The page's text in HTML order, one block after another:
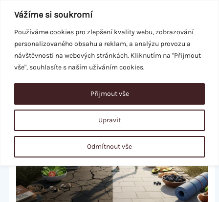
Vážíme si soukromí
Používáme cookies pro zlepšení kvality webu, zobrazování
personalizovaného obsahu a reklam, a analýzu provozu a
návštěvnosti na webových stránkách. Kliknutím na "Přijmout
vše", souhlasíte s naším užíváním cookies.
Upravit
Odmítnout vše
Přijmout vše
obsah
REZERVACE